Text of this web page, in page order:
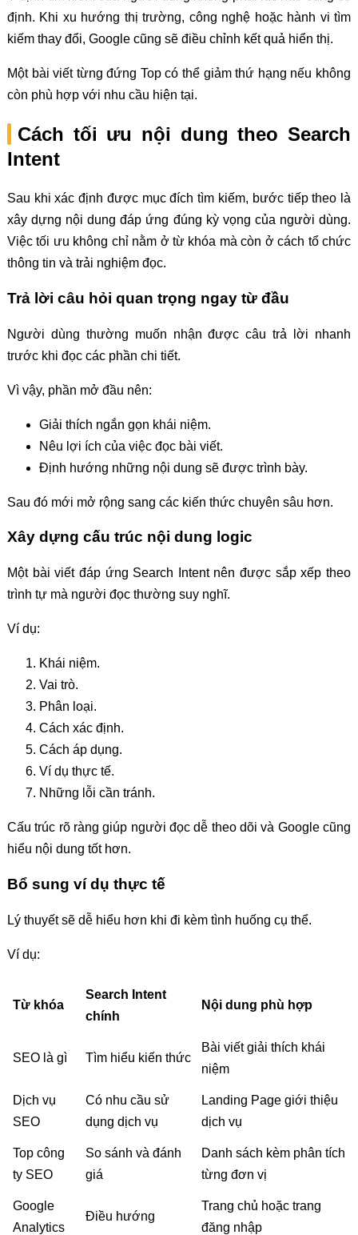
định. Khi xu hướng thị trường, công nghệ hoặc hành vi tìm
kiếm thay đổi, Google cũng sẽ điều chỉnh kết quả hiển thị.
Một bài viết từng đứng Top có thể giảm thứ hạng nếu không
còn phù hợp với nhu cầu hiện tại.
Cách tối ưu nội dung theo Search
Intent
Sau khi xác định được mục đích tìm kiếm, bước tiếp theo là
xây dựng nội dung đáp ứng đúng kỳ vọng của người dùng.
Việc tối ưu không chỉ nằm ở từ khóa mà còn ở cách tổ chức
thông tin và trải nghiệm đọc.
Trả lời câu hỏi quan trọng ngay từ đầu
Người dùng thường muốn nhận được câu trả lời nhanh
trước khi đọc các phần chi tiết.
Vì vậy, phần mở đầu nên:
Giải thích ngắn gọn khái niệm.
Nêu lợi ích của việc đọc bài viết.
Định hướng những nội dung sẽ được trình bày.
Sau đó mới mở rộng sang các kiến thức chuyên sâu hơn.
Xây dựng cấu trúc nội dung logic
Một bài viết đáp ứng Search Intent nên được sắp xếp theo
trình tự mà người đọc thường suy nghĩ.
Ví dụ:
Khái niệm.
Vai trò.
Phân loại.
Cách xác định.
Cách áp dụng.
Ví dụ thực tế.
Những lỗi cần tránh.
Cấu trúc rõ ràng giúp người đọc dễ theo dõi và Google cũng
hiểu nội dung tốt hơn.
Bổ sung ví dụ thực tế
Lý thuyết sẽ dễ hiểu hơn khi đi kèm tình huống cụ thể.
Ví dụ:
Từ khóa
Search Intent
chính
Nội dung phù hợp
SEO là gì Tìm hiểu kiến thức
Bài viết giải thích khái
niệm
Dịch vụ
SEO
Có nhu cầu sử
dụng dịch vụ
Landing Page giới thiệu
dịch vụ
Top công
ty SEO
So sánh và đánh
giá
Danh sách kèm phân tích
từng đơn vị
Google
Analytics
Điều hướng
Trang chủ hoặc trang
đăng nhập